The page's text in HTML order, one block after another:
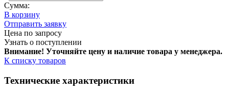
Сумма:
В корзину
Отправить заявку
Цена по запросу
Узнать о поступлении
Внимание! Уточняйте цену и наличие товара у менеджера.
К списку товаров
Технические характеристики